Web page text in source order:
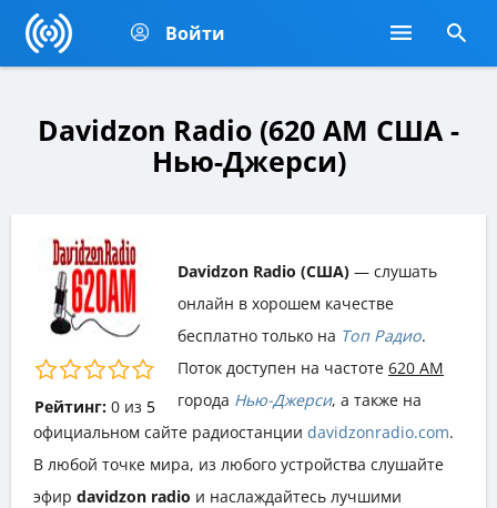
Войти
Davidzon Radio (620 AM США -
Нью-Джерси)
Рейтинг: 0из 5
Davidzon Radio (США) — слушать
онлайн в хорошем качестве
бесплатно только на Топ Радио.
Поток доступен на частоте 620 AM
города Нью-Джерси, а также на
официальном сайте радиостанции davidzonradio.com.
В любой точке мира, из любого устройства слушайте
эфир davidzon radio и наслаждайтесь лучшими